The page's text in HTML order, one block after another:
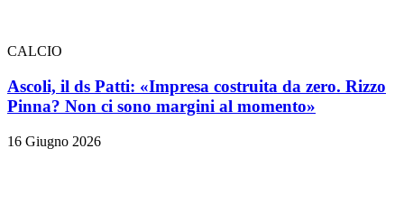
CALCIO
Ascoli, il ds Patti: «Impresa costruita da zero. Rizzo
Pinna? Non ci sono margini al momento»
16 Giugno 2026